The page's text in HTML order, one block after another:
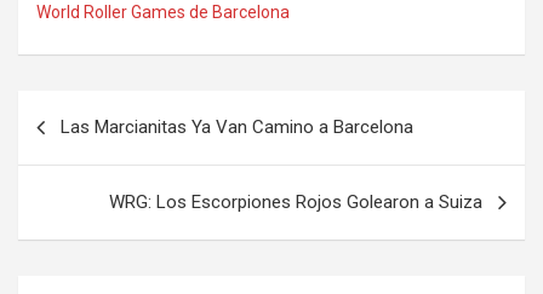
World Roller Games de Barcelona
entradas
Las Marcianitas Ya Van Camino a Barcelona
WRG: Los Escorpiones Rojos Golearon a Suiza